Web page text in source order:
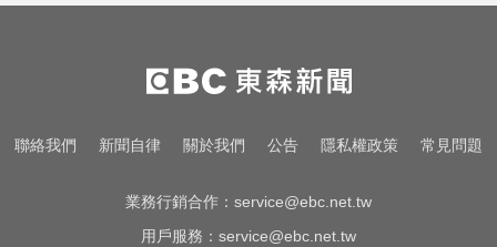
侵犯！法院判2年4月
愛玩車／越野神獸將歸來 三菱
Pajero預告亮相
淑麗氣象／白海豚路徑變了！最快
聯絡我們 新聞自律 關於我們 公告 隱私權政策 常見問題
業務行銷合作： service@ebc.net.tw
用戶服務： service@ebc.net.tw